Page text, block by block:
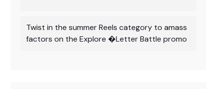
Twist in the summer Reels category to amass
factors on the Explore �Letter Battle promo